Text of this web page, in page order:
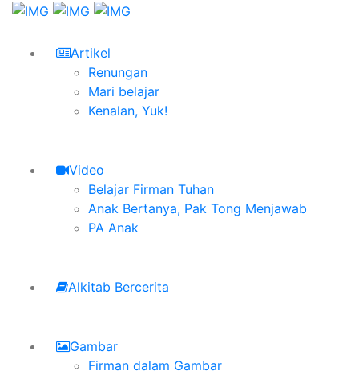
Artikel
Renungan
Mari belajar
Kenalan, Yuk!
Video
Belajar Firman Tuhan
Anak Bertanya, Pak Tong Menjawab
PA Anak
Alkitab Bercerita
Gambar
Firman dalam Gambar